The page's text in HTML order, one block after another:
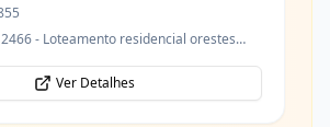
2466 - Loteamento residencial orestes
Ver Detalhes